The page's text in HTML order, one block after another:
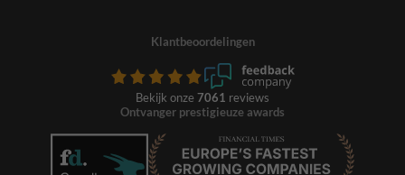
Klantbeoordelingen
Bekijk onze 7061 reviews
Ontvanger prestigieuze awards